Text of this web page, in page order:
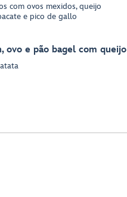
com ovos mexidos, queijo
e pico de gallo
ovo e pão bagel com queijo